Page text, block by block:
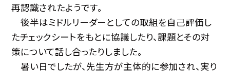
再認識されたようです。
後半はミドルリーダーとしての取組を自己評価し
たチェックシートをもとに協議したり、課題とその対
策について話し合ったりしました。
暑い日でしたが、先生方が主体的に参加され、実り